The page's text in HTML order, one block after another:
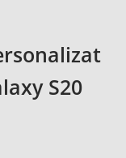
S20